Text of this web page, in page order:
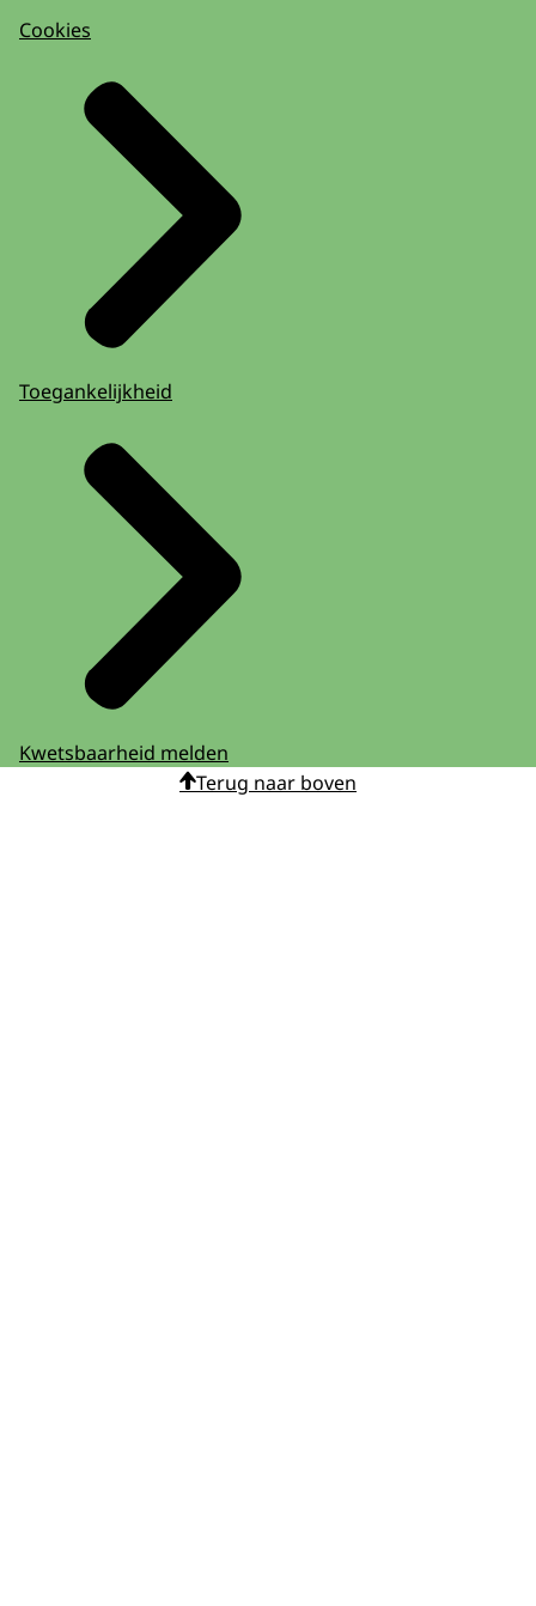
Cookies
Toegankelijkheid
Kwetsbaarheid melden
Terug naar boven